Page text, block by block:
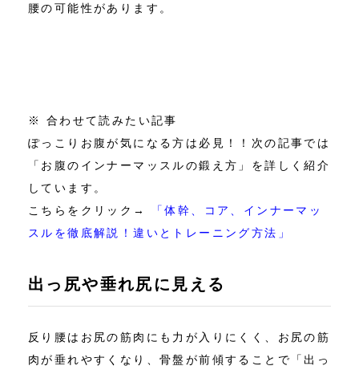
腰の可能性があります。
※ 合わせて読みたい記事
ぽっこりお腹が気になる方は必見！！次の記事では
「お腹のインナーマッスルの鍛え方」を詳しく紹介
しています。
こちらをクリック→
「体幹、コア、インナーマッ
スルを徹底解説！違いとトレーニング方法」
出っ尻や垂れ尻に見える
反り腰はお尻の筋肉にも力が入りにくく、お尻の筋
肉が垂れやすくなり、骨盤が前傾することで「出っ